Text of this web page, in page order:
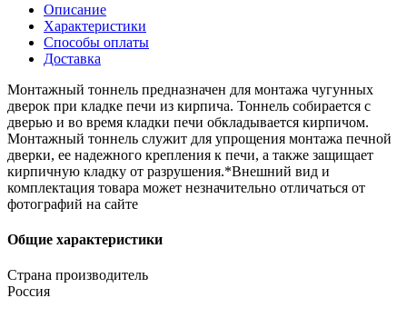
Описание
Характеристики
Способы оплаты
Доставка
Монтажный тоннель предназначен для монтажа чугунных
дверок при кладке печи из кирпича. Тоннель собирается с
дверью и во время кладки печи обкладывается кирпичом.
Монтажный тоннель служит для упрощения монтажа печной
дверки, ее надежного крепления к печи, а также защищает
кирпичную кладку от разрушения.*Внешний вид и
комплектация товара может незначительно отличаться от
фотографий на сайте
Общие характеристики
Страна производитель
Россия